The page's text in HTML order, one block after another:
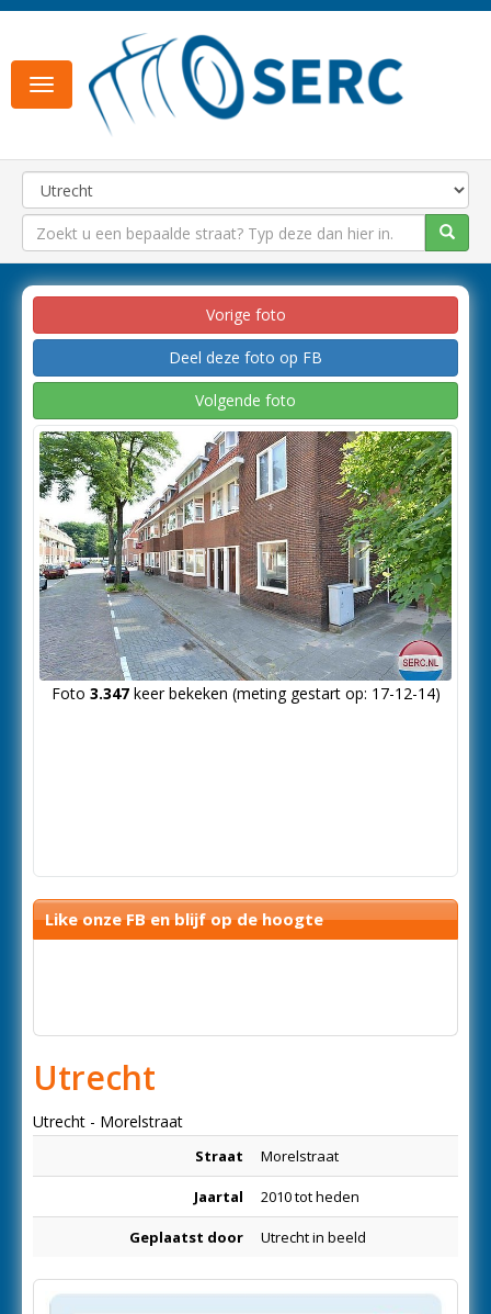
Toggle
navigation
Vorige foto
Deel deze foto op FB
Volgende foto
Foto 3.347keer bekeken (meting gestart op: 17-12-14)
Like onze FB en blijf op de hoogte
Utrecht
Utrecht - Morelstraat
Straat Morelstraat
Jaartal 2010 tot heden
Geplaatst door Utrecht in beeld